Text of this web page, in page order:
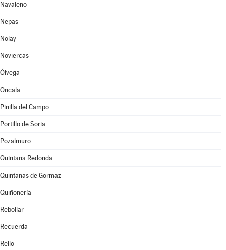
Navaleno
Nepas
Nolay
Noviercas
Ólvega
Oncala
Pinilla del Campo
Portillo de Soria
Pozalmuro
Quintana Redonda
Quintanas de Gormaz
Quiñonería
Rebollar
Recuerda
Rello